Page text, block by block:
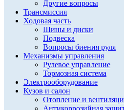
Другие вопросы
Трансмиссия
Ходовая часть
Шины и диски
Подвеска
Вопросы биения руля
Механизмы управления
Рулевое управление
Тормозная система
Электрооборудование
Кузов и салон
Отопление и
Антикоррозийная